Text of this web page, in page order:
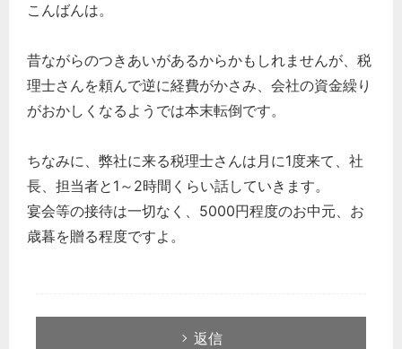
こんばんは。
昔ながらのつきあいがあるからかもしれませんが、税
理士さんを頼んで逆に経費がかさみ、会社の資金繰り
がおかしくなるようでは本末転倒です。
ちなみに、弊社に来る税理士さんは月に1度来て、社
長、担当者と1～2時間くらい話していきます。
宴会等の接待は一切なく、5000円程度のお中元、お
歳暮を贈る程度ですよ。
返信